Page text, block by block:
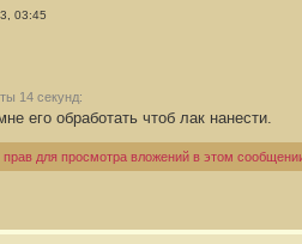
03:45
14 секунд:
его обработать чтоб лак нанести.
для просмотра вложений в этом